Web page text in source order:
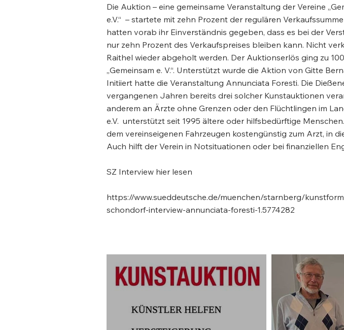
Die Auktion – eine gemeinsame Veranstaltung der Vereine
e.V.“ – startete mit zehn Prozent der regulären
hatten vorab ihr Einverständnis gegeben, dass es bei der
nur zehn Prozent des Verkaufspreises bleiben kann. Nicht
Raithel wieder abgeholt werden. Der Auktionserlös ging zu
„Gemeinsam e. V.“. Unterstützt wurde die Aktion von Gitte
Initiiert hatte die Veranstaltung Annunciata Foresti. Die
vergangenen Jahren bereits drei solcher Kunstauktionen
anderem an Ärzte ohne Grenzen oder den Flüchtlingen im
e.V. unterstützt seit 1995 ältere oder hilfsbedürftige
dem vereinseigenen Fahrzeugen kostengünstig zum Arzt, in
Auch hilft der Verein in Notsituationen oder bei finanziellen
SZ Interview hier lesen
https://www.sueddeutsche.de/muenchen/starnberg/
schondorf-interview-annunciata-foresti-1.5774282